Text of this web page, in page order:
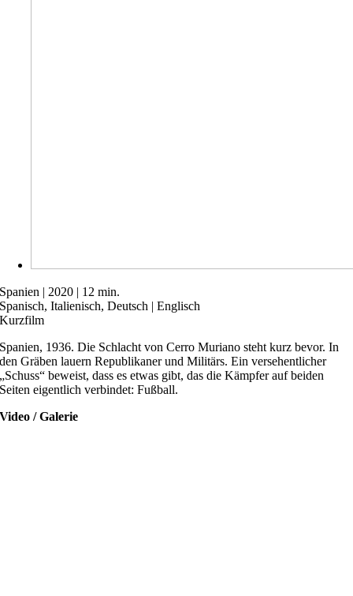
Spanien | 2020 | 12 min.
Spanisch, Italienisch, Deutsch | Englisch
Kurzfilm
Spanien, 1936. Die Schlacht von Cerro Muriano steht kurz bevor. In
den Gräben lauern Republikaner und Militärs. Ein versehentlicher
„Schuss“ beweist, dass es etwas gibt, das die Kämpfer auf beiden
Seiten eigentlich verbindet: Fußball.
Video / Galerie